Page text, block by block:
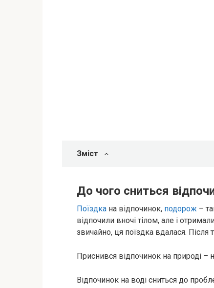
Зміст
До чого сниться
Поїздка на відпочинок, подорож –
відпочили вночі тілом, але і
звичайно, ця поїздка вдалася. Після
Приснився відпочинок на природі –
Відпочинок на воді сниться до